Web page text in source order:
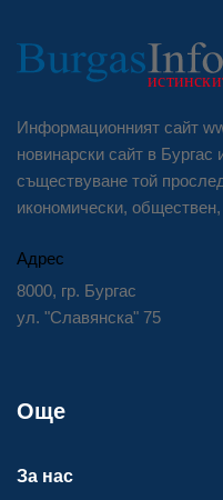
Информационният сайт
новинарски сайт в Бургас
съществуване той
икономически,
Адрес
8000, гр. Бургас
ул. "Славянска" 75
Още
За нас